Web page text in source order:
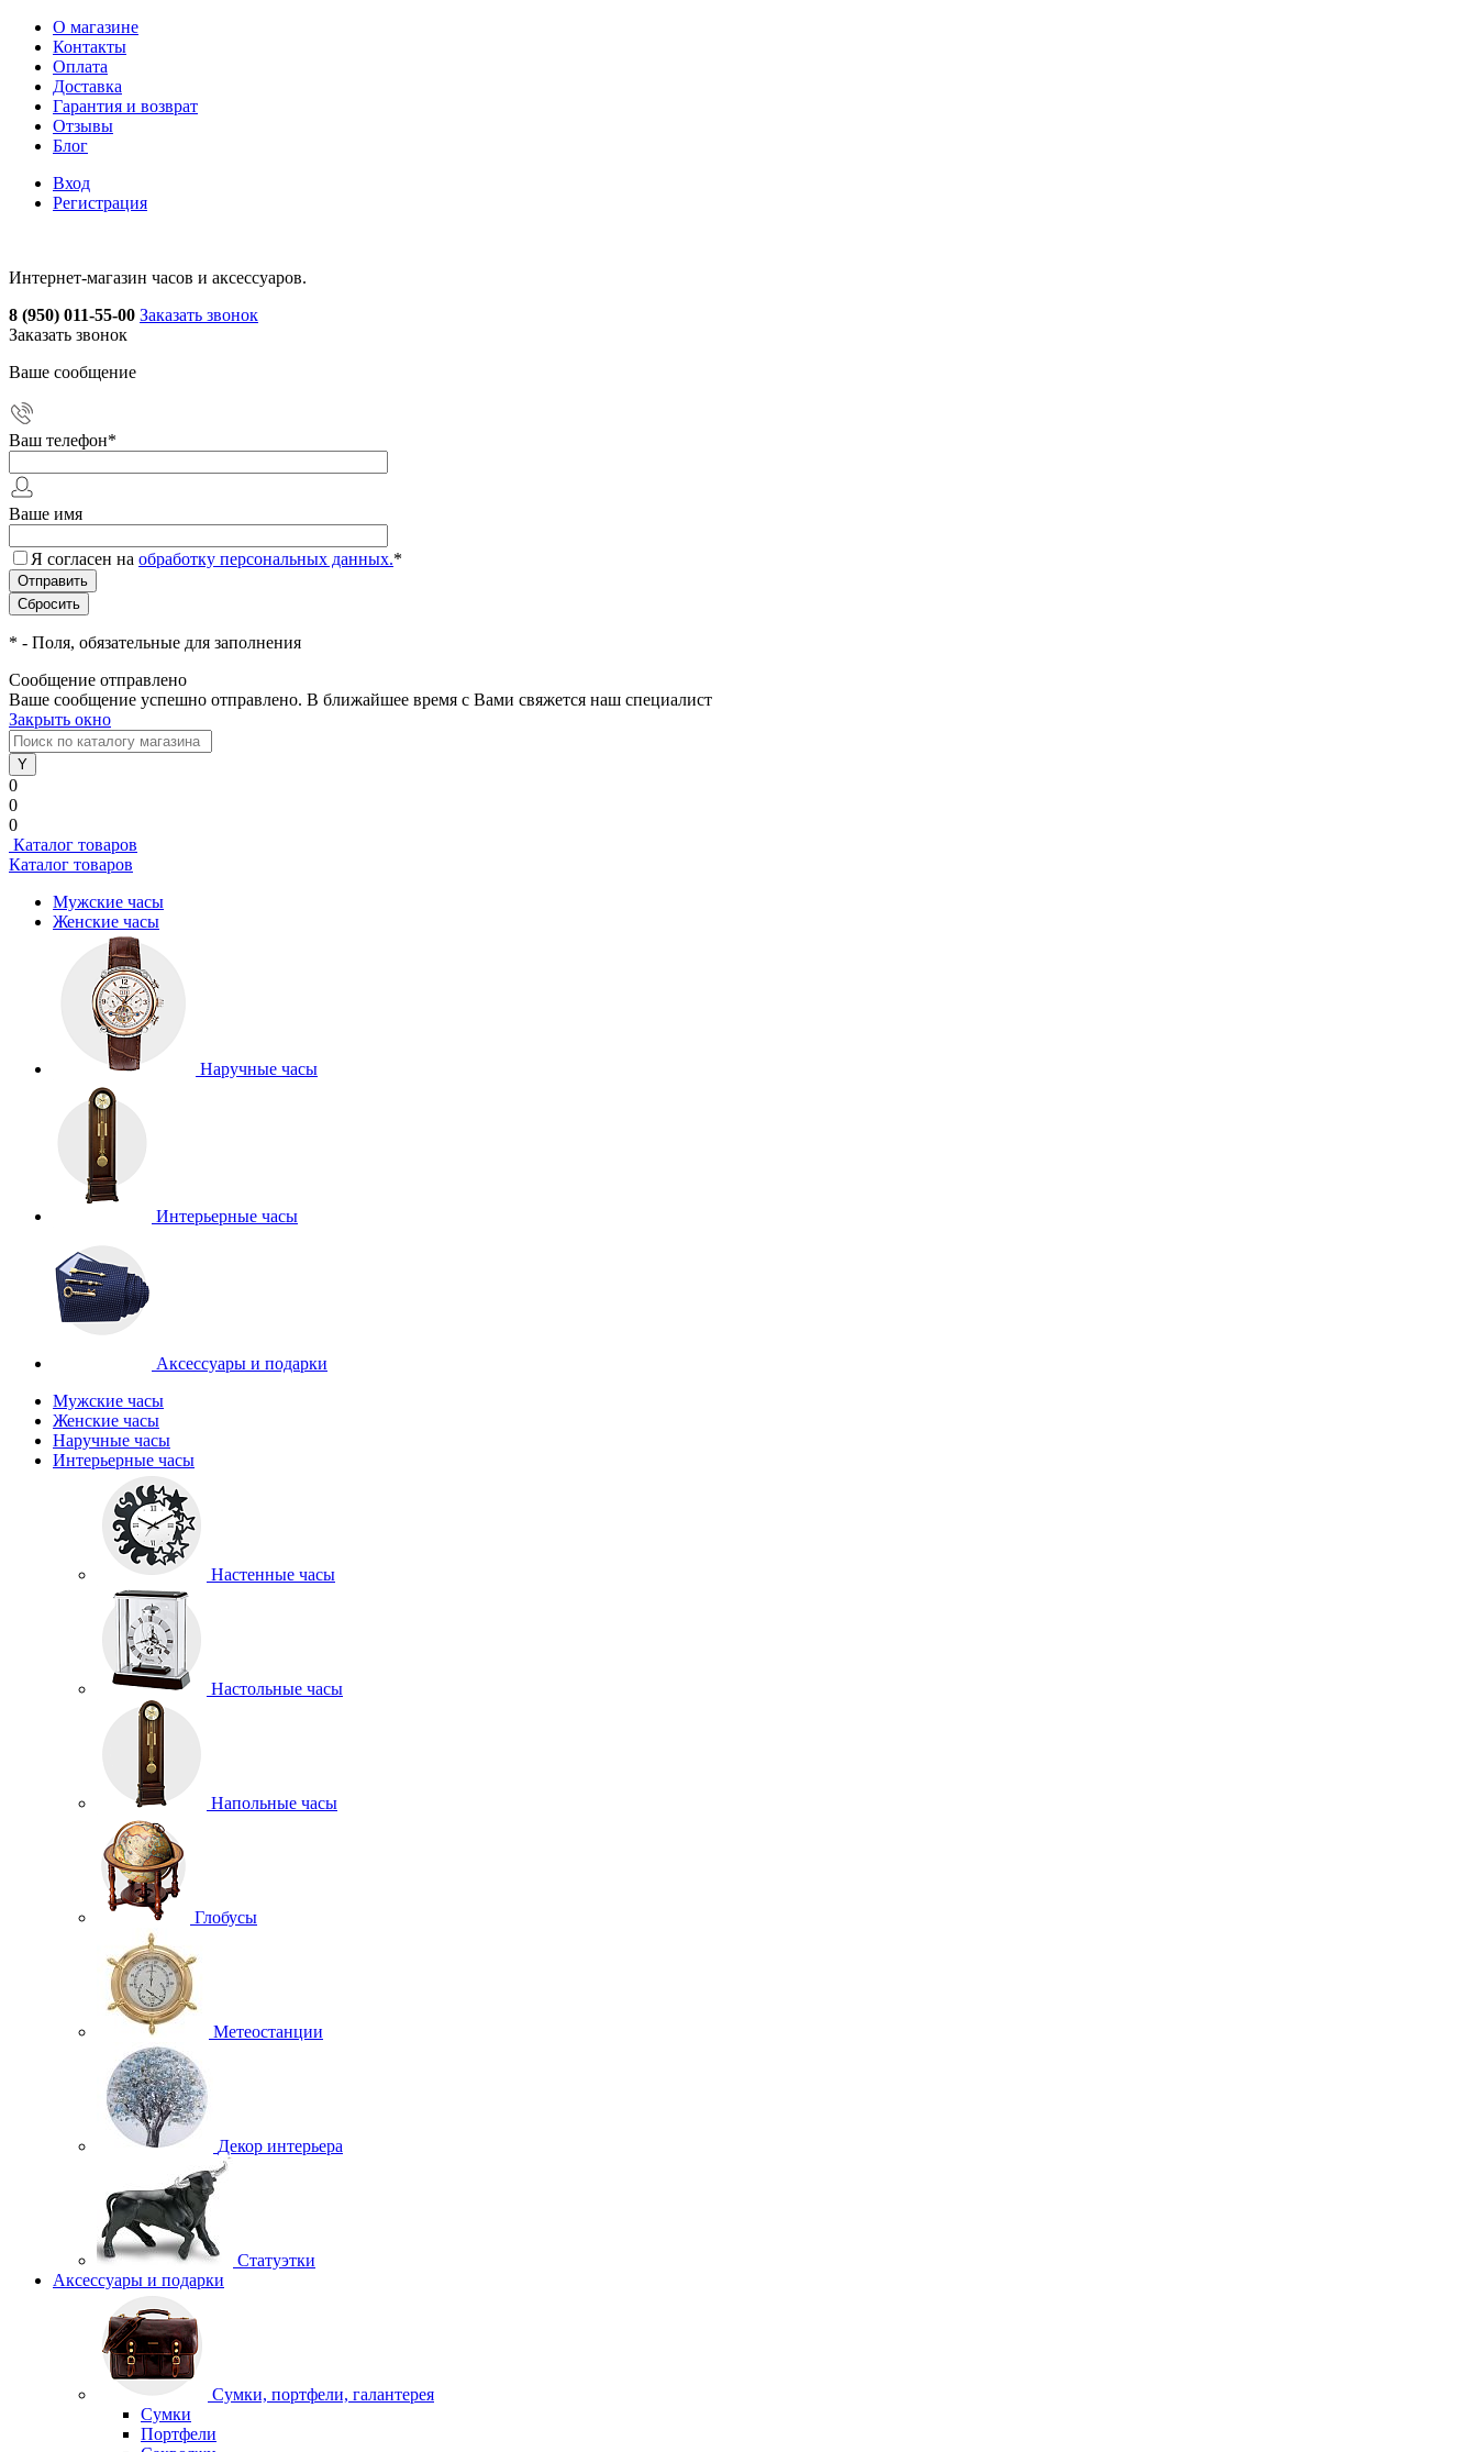
О магазине
Контакты
Оплата
Доставка
Гарантия и возврат
Отзывы
Блог
Вход
Регистрация
Интернет-магазин часов и аксессуаров.
8 (950) 011-55-00 Заказать звонок
Заказать звонок
Ваше сообщение
Ваш телефон*
Ваше имя
Я согласен на обработку персональных данных.*
* - Поля, обязательные для заполнения
Сообщение отправлено
Ваше сообщение успешно отправлено. В ближайшее время с Вами свяжется наш специалист
Закрыть окно
0
0
0
Каталог товаров
Каталог товаров
Мужские часы
Женские часы
Наручные часы
Интерьерные часы
Аксессуары и подарки
Мужские часы
Женские часы
Наручные часы
Интерьерные часы
Настенные часы
Настольные часы
Напольные часы
Глобусы
Метеостанции
Декор интерьера
Статуэтки
Аксессуары и подарки
Сумки, портфели, галантерея
Сумки
Портфели